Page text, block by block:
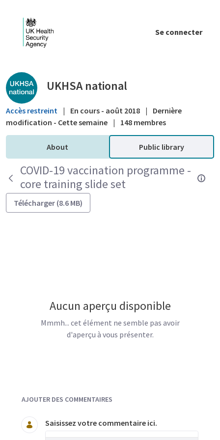
Se connecter
Public library - UKHSA national
UKHSA national
Accès restreint | En cours - août 2018 |
Dernière
modification - Cette semaine | 148 membres
About Public library
COVID-19 vaccination programme -
core training slide set
Télécharger (8.6 MB)
Aucun aperçu disponible
Mmmh... cet élément ne semble pas avoir
d'aperçu à vous présenter.
AJOUTER DES COMMENTAIRES
Saisissez votre commentaire ici.